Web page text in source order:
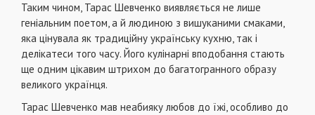
Таким чином, Тарас Шевченко виявляється не лише
геніальним поетом, а й людиною з вишуканими смаками,
яка цінувала як традиційну українську кухню, так і
делікатеси того часу. Його кулінарні вподобання стають
ще одним цікавим штрихом до багатогранного образу
великого українця.
Тарас Шевченко мав неабияку любов до їжі, особливо до